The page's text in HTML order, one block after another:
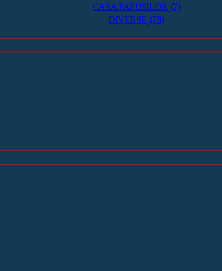
CASA PAPUSILOR (7)
DIVERSE (79)